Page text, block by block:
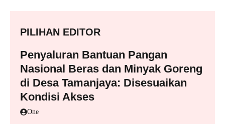
PILIHAN EDITOR
Penyaluran Bantuan Pangan
Nasional Beras dan Minyak Goreng
di Desa Tamanjaya: Disesuaikan
Kondisi Akses
One